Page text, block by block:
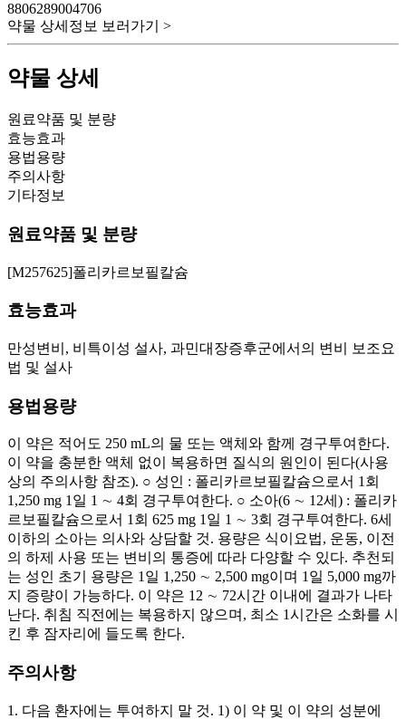
8806289004706
약물 상세정보 보러가기 >
약물 상세
원료약품 및 분량
효능효과
용법용량
주의사항
기타정보
원료약품 및 분량
[M257625]폴리카르보필칼슘
효능효과
만성변비, 비특이성 설사, 과민대장증후군에서의 변비 보조요
법 및 설사
용법용량
이 약은 적어도 250 mL의 물 또는 액체와 함께 경구투여한다.
이 약을 충분한 액체 없이 복용하면 질식의 원인이 된다(사용
상의 주의사항 참조). ○ 성인 : 폴리카르보필칼슘으로서 1회
1,250 mg 1일 1 ∼ 4회 경구투여한다. ○ 소아(6 ∼ 12세) : 폴리카
르보필칼슘으로서 1회 625 mg 1일 1 ∼ 3회 경구투여한다. 6세
이하의 소아는 의사와 상담할 것. 용량은 식이요법, 운동, 이전
의 하제 사용 또는 변비의 통증에 따라 다양할 수 있다. 추천되
는 성인 초기 용량은 1일 1,250 ∼ 2,500 mg이며 1일 5,000 mg까
지 증량이 가능하다. 이 약은 12 ∼ 72시간 이내에 결과가 나타
난다. 취침 직전에는 복용하지 않으며, 최소 1시간은 소화를 시
킨 후 잠자리에 들도록 한다.
주의사항
1. 다음 환자에는 투여하지 말 것. 1) 이 약 및 이 약의 성분에